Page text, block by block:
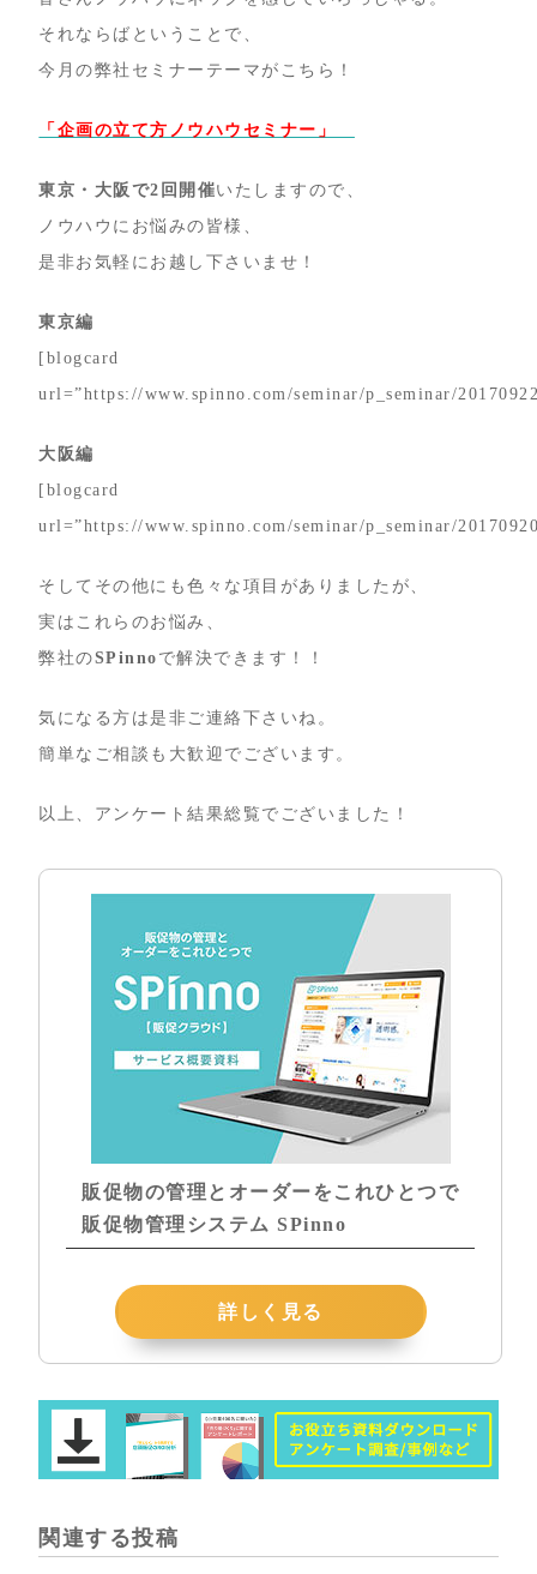
それならばということで、
今月の弊社セミナーテーマがこちら！
「企画の立て方ノウハウセミナー」
東京・大阪で2回開催いたしますので、
ノウハウにお悩みの皆様、
是非お気軽にお越し下さいませ！
東京編
[blogcard
url=”https://www.spinno.com/seminar/p_seminar/
大阪編
[blogcard
url=”https://www.spinno.com/seminar/p_seminar/
そしてその他にも色々な項目がありましたが、
実はこれらのお悩み、
弊社のSPinno で解決できます！！
気になる方は是非ご連絡下さいね。
簡単なご相談も大歓迎でございます。
以上、アンケート結果総覧でございました！
販促物の管理とオーダーをこれひとつで
販促物管理システム SPinno
詳しく見る
関連する投稿